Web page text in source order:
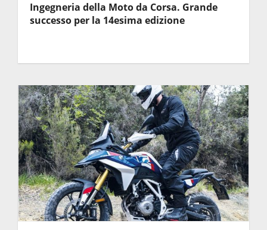
Ingegneria della Moto da Corsa. Grande
successo per la 14esima edizione